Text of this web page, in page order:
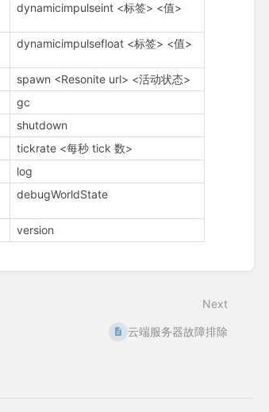
dynamicimpulseint <标签> <值>
dynamicimpulsefloat <标签> <值>
spawn <Resonite url> <活动状态>
gc
shutdown
tickrate <每秒 tick 数>
log
debugWorldState
version
Next
云端服务器故障排除